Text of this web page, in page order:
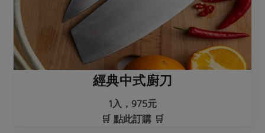
經典中式廚刀
1入，975元
🛒 點此訂購 🛒